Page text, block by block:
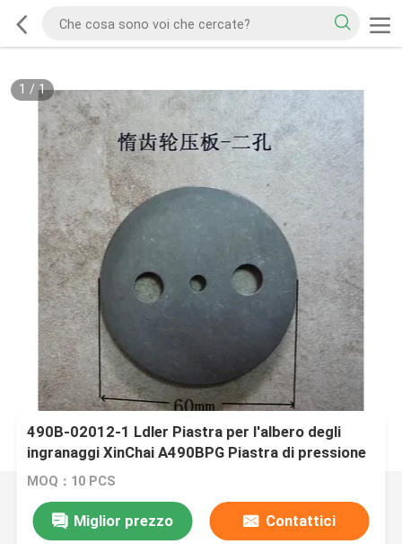
1 /1
490B-02012-1 Ldler Piastra per l'albero degli
ingranaggi XinChai A490BPG Piastra di pressione
per carrelli elevatori
MOQ：10 PCS
Miglior prezzo Contattici